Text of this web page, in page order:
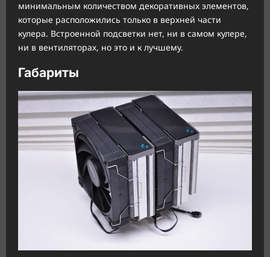
минимальным количеством декоративных элементов,
которые расположились только в верхней части
кулера. Встроенной подсветки нет, ни в самом кулере,
ни в вентиляторах, но это и к лучшему.
Габариты